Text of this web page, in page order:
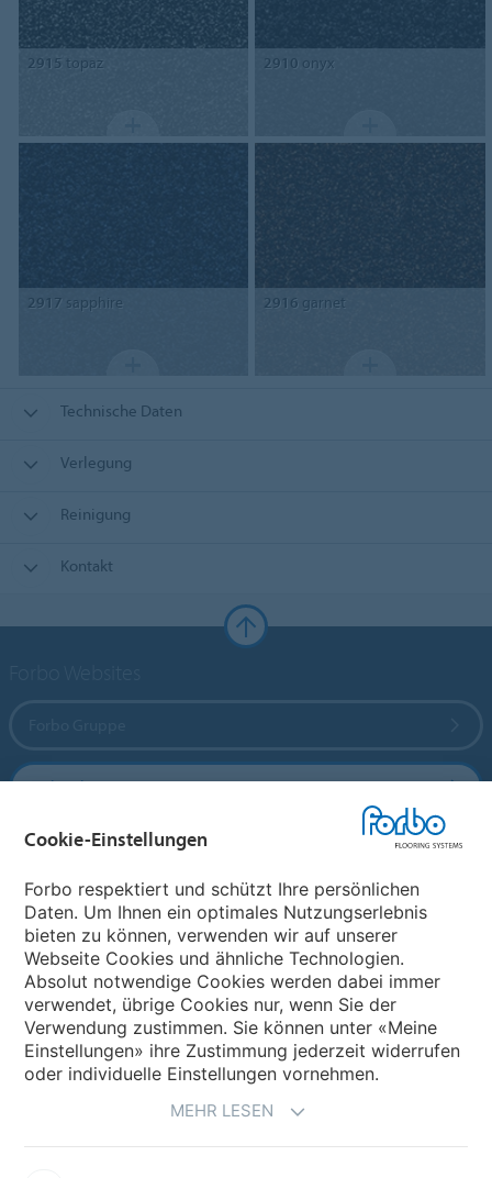
2915 topaz 2910 onyx
2917 sapphire 2916 garnet
Technische Daten
Verlegung
Reinigung
Kontakt
Forbo Flooring Systems
Forbo Movement Systems
Land auswählen
Land auswählen
Cookie-Einstellungen
Forbo respektiert und schützt Ihre persönlichen
Daten. Um Ihnen ein optimales Nutzungserlebnis
bieten zu können, verwenden wir auf unserer
Webseite Cookies und ähnliche Technologien.
Absolut notwendige Cookies werden dabei immer
verwendet, übrige Cookies nur, wenn Sie der
Verwendung zustimmen. Sie können unter «Meine
Einstellungen» ihre Zustimmung jederzeit widerrufen
oder individuelle Einstellungen vornehmen.
MEHR LESEN